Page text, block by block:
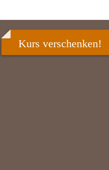
Kurs verschenken!